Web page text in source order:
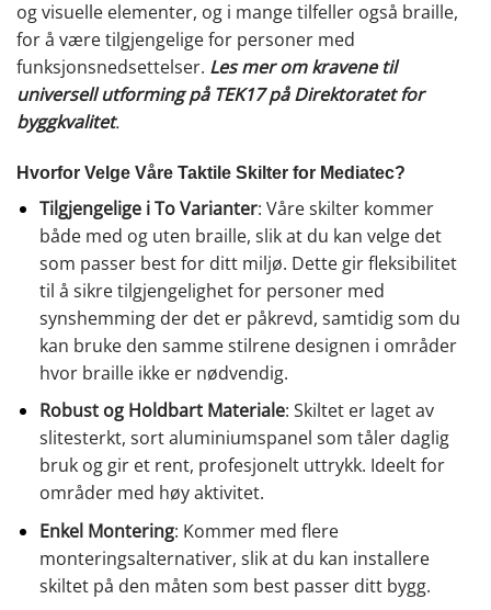
og visuelle elementer, og i mange tilfeller også braille,
for å være tilgjengelige for personer med
funksjonsnedsettelser. Les mer om kravene til
universell utforming på TEK17 på Direktoratet for
byggkvalitet.
Hvorfor Velge Våre Taktile Skilter for Mediatec?
Tilgjengelige i To Varianter: Våre skilter kommer
både med og uten braille, slik at du kan velge det
som passer best for ditt miljø. Dette gir fleksibilitet
til å sikre tilgjengelighet for personer med
synshemming der det er påkrevd, samtidig som du
kan bruke den samme stilrene designen i områder
hvor braille ikke er nødvendig.
Robust og Holdbart Materiale: Skiltet er laget av
slitesterkt, sort aluminiumspanel som tåler daglig
bruk og gir et rent, profesjonelt uttrykk. Ideelt for
områder med høy aktivitet.
Enkel Montering: Kommer med flere
monteringsalternativer, slik at du kan installere
skiltet på den måten som best passer ditt bygg.